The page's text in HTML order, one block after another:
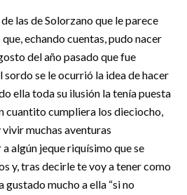
las de Solorzano que le parece
echando cuentas, pudo nacer
del año pasado que fue
sordo se le ocurrió la idea de hacer
ella toda su ilusión la tenía puesta
cuantito cumpliera los dieciocho,
muchas aventuras
algún jeque riquísimo que se
y, tras decirle te voy a tener como
gustado mucho a ella “si no